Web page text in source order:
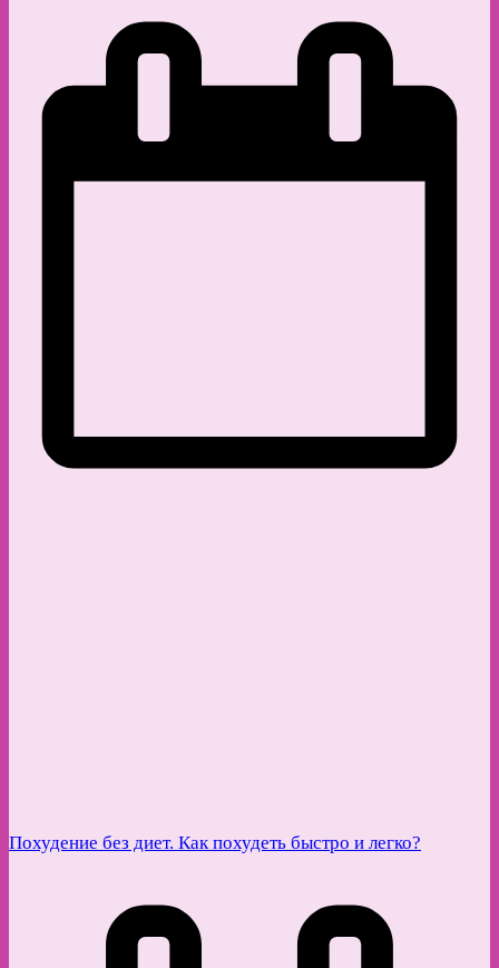
Похудение без диет. Как похудеть быстро и легко?